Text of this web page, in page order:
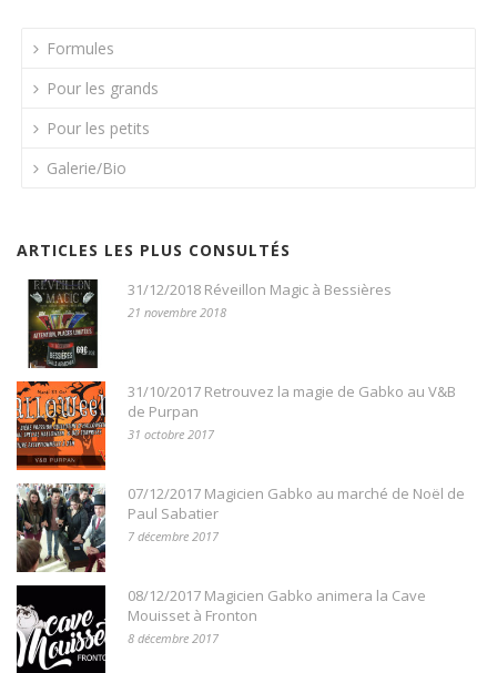
Formules
Pour les grands
Pour les petits
Galerie/Bio
ARTICLES LES PLUS CONSULTÉS
31/12/2018 Réveillon Magic à Bessières
21 novembre 2018
31/10/2017 Retrouvez la magie de Gabko au V&B
de Purpan
31 octobre 2017
07/12/2017 Magicien Gabko au marché de Noël de
Paul Sabatier
7 décembre 2017
08/12/2017 Magicien Gabko animera la Cave
Mouisset à Fronton
8 décembre 2017